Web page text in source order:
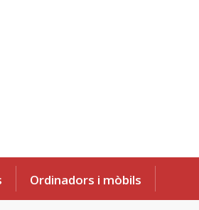
Ordinadors i mòbils